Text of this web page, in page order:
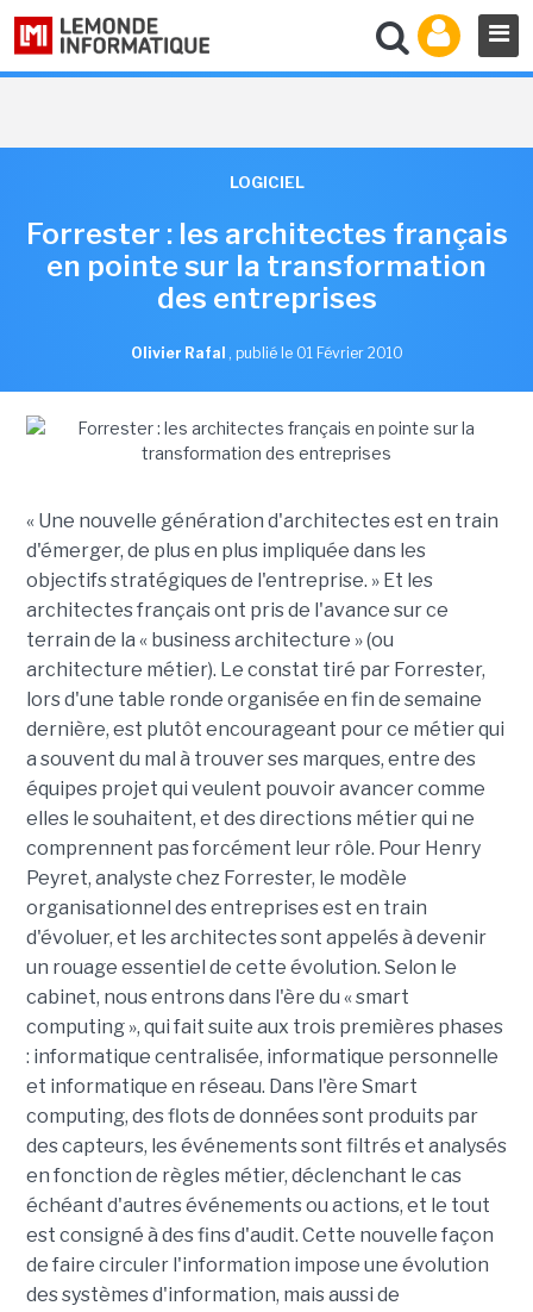
LOGICIEL
Forrester : les architectes français
en pointe sur la transformation
des entreprises
Olivier Rafal , publié le 01 Février 2010
« Une nouvelle génération d'architectes est en train
d'émerger, de plus en plus impliquée dans les
objectifs stratégiques de l'entreprise. » Et les
architectes français ont pris de l'avance sur ce
terrain de la « business architecture » (ou
architecture métier). Le constat tiré par Forrester,
lors d'une table ronde organisée en fin de semaine
dernière, est plutôt encourageant pour ce métier qui
a souvent du mal à trouver ses marques, entre des
équipes projet qui veulent pouvoir avancer comme
elles le souhaitent, et des directions métier qui ne
comprennent pas forcément leur rôle. Pour Henry
Peyret, analyste chez Forrester, le modèle
organisationnel des entreprises est en train
d'évoluer, et les architectes sont appelés à devenir
un rouage essentiel de cette évolution. Selon le
cabinet, nous entrons dans l'ère du « smart
computing », qui fait suite aux trois premières phases
: informatique centralisée, informatique personnelle
et informatique en réseau. Dans l'ère Smart
computing, des flots de données sont produits par
des capteurs, les événements sont filtrés et analysés
en fonction de règles métier, déclenchant le cas
échéant d'autres événements ou actions, et le tout
est consigné à des fins d'audit. Cette nouvelle façon
de faire circuler l'information impose une évolution
des systèmes d'information, mais aussi de